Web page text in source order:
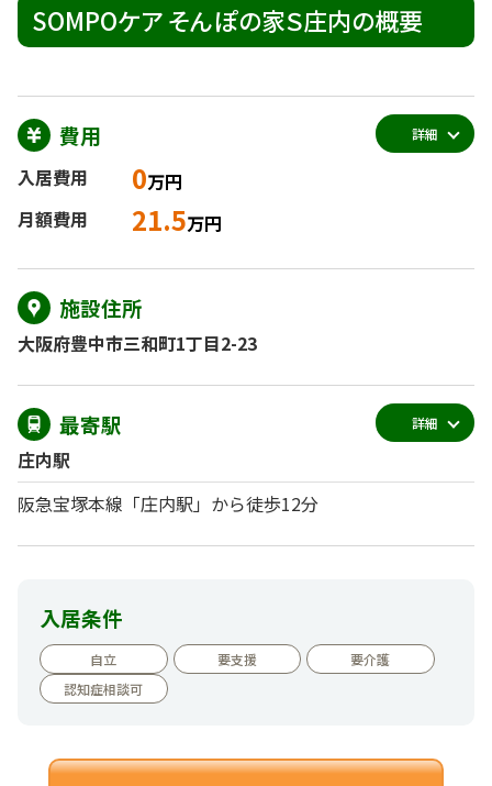
SOMPOケア そんぽの家Ｓ庄内の概要
費用
入居費用 0万円
月額費用
21.5万円
詳細
施設住所
大阪府豊中市三和町1丁目2-23
最寄駅
庄内駅
阪急宝塚本線「庄内駅」から徒歩12分
詳細
入居条件
自立 要支援
要介護
認知症相談可